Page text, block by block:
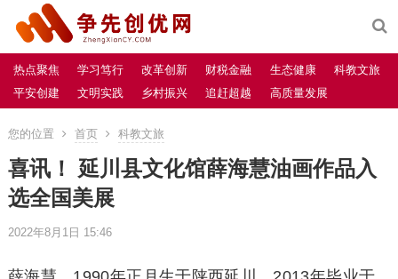
热点聚焦 学习笃行 改革创新 财税金融 生态健康
科教文旅
平安创建
文明实践 乡村振兴 追赶超越 高质量发展
您的位置 首页 科教文旅
喜讯！ 延川县文化馆薛海慧油画作品入
选全国美展
2022年8月1日 15:46